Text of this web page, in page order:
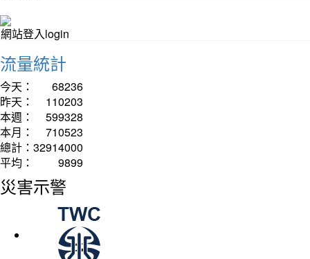
網站登入login
流量統計
今天：
68236
昨天：
110203
本週：
599328
本月：
710523
總計： 32914000
平均：
9899
災害示警